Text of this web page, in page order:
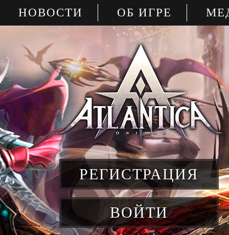
НОВОСТИ ОБ ИГРЕ
РЕГИСТРАЦИЯ
ВОЙТИ